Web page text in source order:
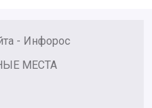
- Инфорос
МЕСТА